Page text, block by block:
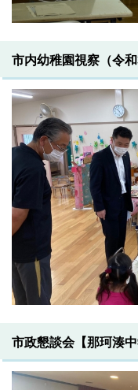
市内幼稚園視察（令和
市政懇談会【那珂湊